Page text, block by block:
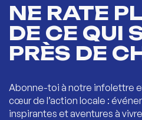
NE RATE
DE CE QUI
PRÈS DE
Abonne-toi à notre infolettre
cœur de l’action locale :
inspirantes et aventures à